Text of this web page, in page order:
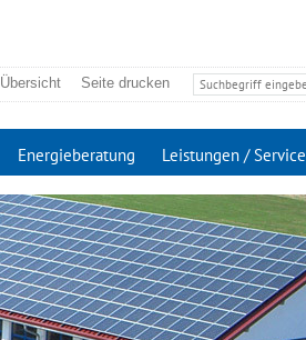
Übersicht Seite drucken
Energieberatung Leistungen / Service